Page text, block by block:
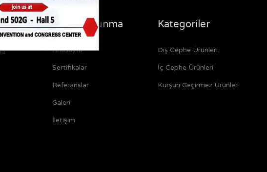
Steel Savunma
Anasayfa
Sertifikalar
Referanslar
Galeri
İletişim
Kategoriler
Dış Cephe Ürünleri
İç Cephe Ürünleri
Kurşun Geçirmez Ürünler